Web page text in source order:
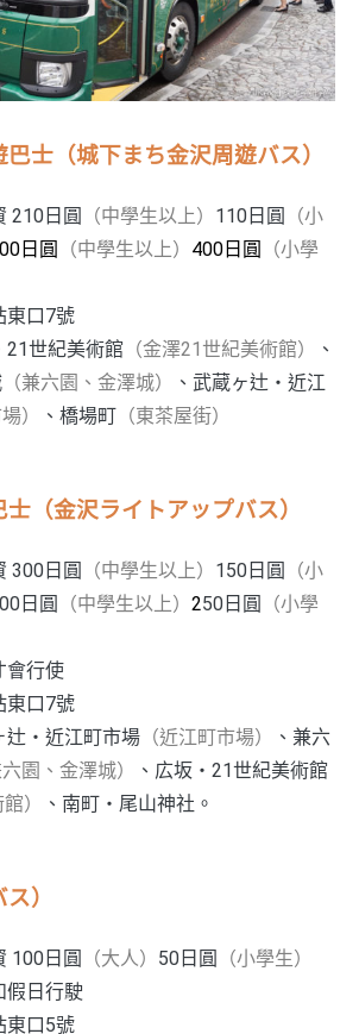
士（城下まち金沢周遊バス）
210日圓 （中學生以上） 110日圓
（小
日圓 （中學生以上） 400日圓
（小學
口7號
世紀美術館 （金澤21世紀美術館）
、
（兼六園、金澤城）
、武蔵ヶ辻‧近江
） 、橋場町 （東茶屋街）
（金沢ライトアップバス）
300日圓 （中學生以上） 150日圓
（小
日圓 （中學生以上） 250日圓
（小學
會行使
口7號
辻‧近江町市場 （近江町市場）
、兼六
六園、金澤城）
、広坂‧21世紀美術館
）
、南町‧尾山神社。
）
100日圓 （大人） 50日圓
（小學生）
日行駛
口5號